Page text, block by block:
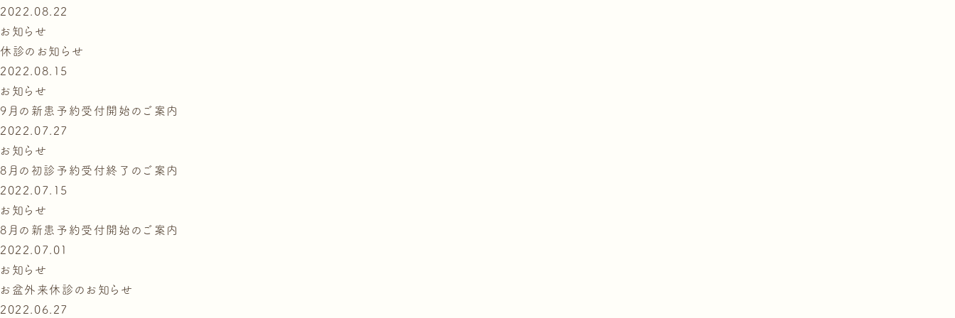
2022.08.22
お知らせ
休診のお知らせ
2022.08.15
お知らせ
9月の新患予約受付開始のご案内
2022.07.27
お知らせ
8月の初診予約受付終了のご案内
2022.07.15
お知らせ
8月の新患予約受付開始のご案内
2022.07.01
お知らせ
お盆外来休診のお知らせ
2022.06.27